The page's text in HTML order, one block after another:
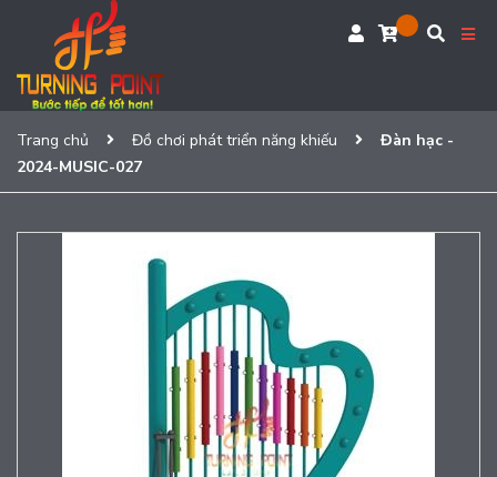
Trang chủ Đồ chơi phát triển năng khiếu
Đàn hạc -
2024-MUSIC-027